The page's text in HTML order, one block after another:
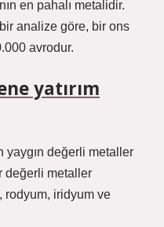
en pahalı metalidir.
analize göre, bir ons
avrodur.
yatırım
yaygın değerli metaller
değerli metaller
rodyum, iridyum ve